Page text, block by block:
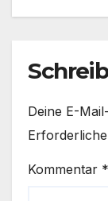
Deine E-
Kommentar *